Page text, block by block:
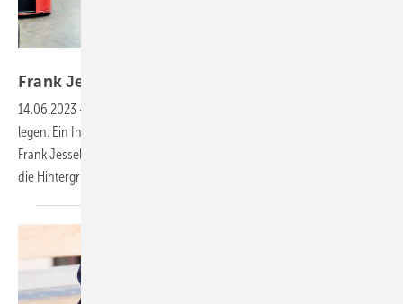
Frank Jessel: „Den Erfolg
14.06.2023 -
legen. Ein Investor wird gesucht, um die lukrative Sparte zu veräußern.
Frank Jessel ist Global Director Solar Trade. Im Gespräch erläutert er
die Hintergründe.